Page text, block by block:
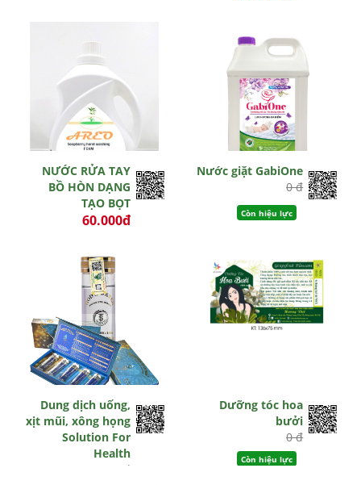
NƯỚC RỬA TAY
BỒ HÒN DẠNG
TẠO BỌT
60.000đ
Hết hiệu lực
Nước giặt GabiOne
0 đ
Còn hiệu lực
Dung dịch uống,
xịt mũi, xông họng
Solution For
Health
0 đ
Dưỡng tóc hoa
bưởi
0 đ
Còn hiệu lực